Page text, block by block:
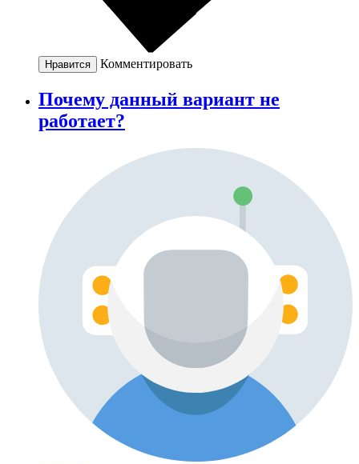
Нравится Комментировать
Почему данный вариант не
работает?